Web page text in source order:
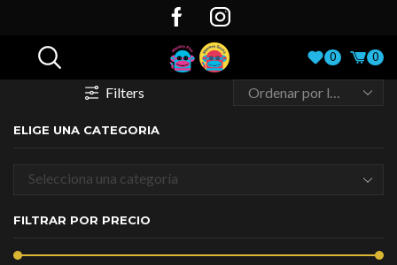
0 0
Filters
ELIGE UNA CATEGORIA
Selecciona una categoría
FILTRAR POR PRECIO